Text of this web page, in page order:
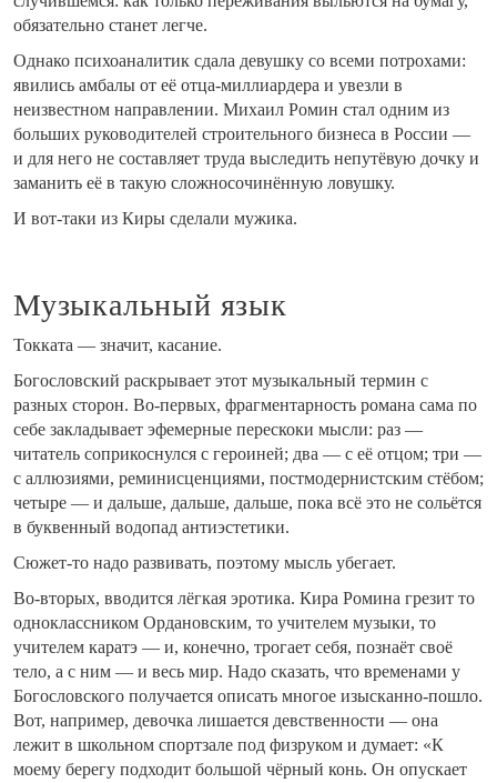
обязательно станет легче.
Однако психоаналитик сдала девушку со всеми потрохами:
явились амбалы от её отца-миллиардера и увезли в
неизвестном направлении. Михаил Ромин стал одним из
больших руководителей строительного бизнеса в России —
и для него не составляет труда выследить непутёвую дочку и
заманить её в такую сложносочинённую ловушку.
И вот-таки из Киры сделали мужика.
Музыкальный язык
Токката — значит, касание.
Богословский раскрывает этот музыкальный термин с
разных сторон. Во-первых, фрагментарность романа сама по
себе закладывает эфемерные перескоки мысли: раз —
читатель соприкоснулся с героиней; два — с её отцом; три —
с аллюзиями, реминисценциями, постмодернистским стёбом;
четыре — и дальше, дальше, дальше, пока всё это не сольётся
в буквенный водопад антиэстетики.
Сюжет-то надо развивать, поэтому мысль убегает.
Во-вторых, вводится лёгкая эротика. Кира Ромина грезит то
одноклассником Ордановским, то учителем музыки, то
учителем каратэ — и, конечно, трогает себя, познаёт своё
тело, а с ним — и весь мир. Надо сказать, что временами у
Богословского получается описать многое изысканно-пошло.
Вот, например, девочка лишается девственности — она
лежит в школьном спортзале под физруком и думает: «К
моему берегу подходит большой чёрный конь. Он опускает